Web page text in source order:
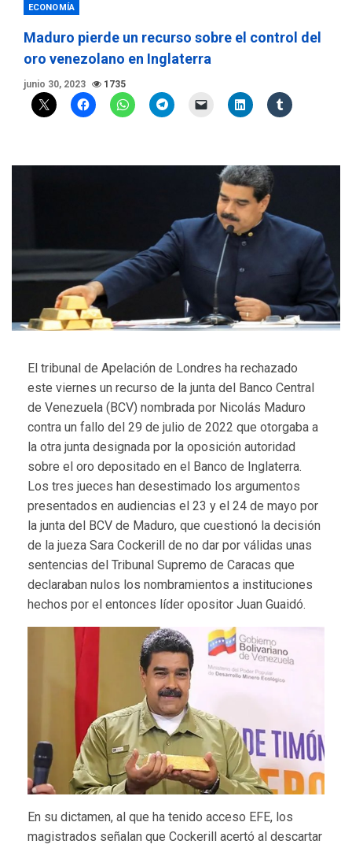
ECONOMÍA
Maduro pierde un recurso sobre el control del
oro venezolano en Inglaterra
junio 30, 2023 1735
El tribunal de Apelación de Londres ha rechazado
este viernes un recurso de la junta del Banco Central
de Venezuela (BCV) nombrada por Nicolás Maduro
contra un fallo del 29 de julio de 2022 que otorgaba a
la otra junta designada por la oposición autoridad
sobre el oro depositado en el Banco de Inglaterra.
Los tres jueces han desestimado los argumentos
presentados en audiencias el 23 y el 24 de mayo por
la junta del BCV de Maduro, que cuestionó la decisión
de la jueza Sara Cockerill de no dar por válidas unas
sentencias del Tribunal Supremo de Caracas que
declaraban nulos los nombramientos a instituciones
hechos por el entonces líder opositor Juan Guaidó.
En su dictamen, al que ha tenido acceso EFE, los
magistrados señalan que Cockerill acertó al descartar